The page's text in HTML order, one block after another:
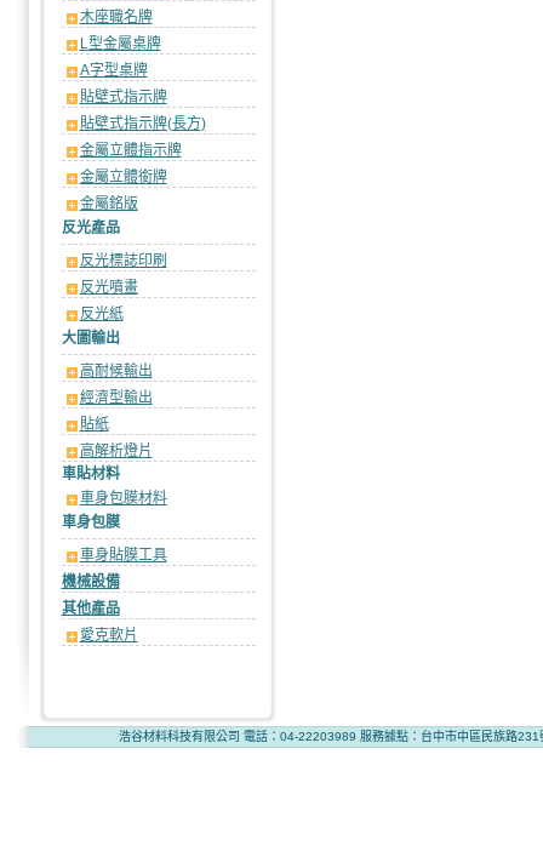
木座職名牌
L型金屬桌牌
A字型桌牌
貼壁式指示牌
貼壁式指示牌(長方)
金屬立體指示牌
金屬立體銜牌
金屬銘版
反光產品
反光標誌印刷
反光噴畫
反光紙
大圖輸出
高耐候輸出
經濟型輸出
貼紙
高解析燈片
車貼材料
車身包膜材料
車身包膜
車身貼膜工具
機械設備
其他產品
愛克軟片
浩谷材料科技有限公司 電話：04-22203989 服務據點：台中市中區民族路